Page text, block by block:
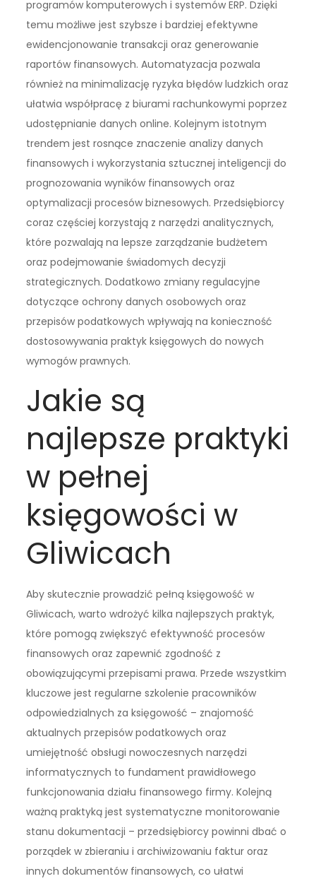
programów komputerowych i systemów ERP. Dzięki
temu możliwe jest szybsze i bardziej efektywne
ewidencjonowanie transakcji oraz generowanie
raportów finansowych. Automatyzacja pozwala
również na minimalizację ryzyka błędów ludzkich oraz
ułatwia współpracę z biurami rachunkowymi poprzez
udostępnianie danych online. Kolejnym istotnym
trendem jest rosnące znaczenie analizy danych
finansowych i wykorzystania sztucznej inteligencji do
prognozowania wyników finansowych oraz
optymalizacji procesów biznesowych. Przedsiębiorcy
coraz częściej korzystają z narzędzi analitycznych,
które pozwalają na lepsze zarządzanie budżetem
oraz podejmowanie świadomych decyzji
strategicznych. Dodatkowo zmiany regulacyjne
dotyczące ochrony danych osobowych oraz
przepisów podatkowych wpływają na konieczność
dostosowywania praktyk księgowych do nowych
wymogów prawnych.
Jakie są
najlepsze praktyki
w pełnej
księgowości w
Gliwicach
Aby skutecznie prowadzić pełną księgowość w
Gliwicach, warto wdrożyć kilka najlepszych praktyk,
które pomogą zwiększyć efektywność procesów
finansowych oraz zapewnić zgodność z
obowiązującymi przepisami prawa. Przede wszystkim
kluczowe jest regularne szkolenie pracowników
odpowiedzialnych za księgowość – znajomość
aktualnych przepisów podatkowych oraz
umiejętność obsługi nowoczesnych narzędzi
informatycznych to fundament prawidłowego
funkcjonowania działu finansowego firmy. Kolejną
ważną praktyką jest systematyczne monitorowanie
stanu dokumentacji – przedsiębiorcy powinni dbać o
porządek w zbieraniu i archiwizowaniu faktur oraz
innych dokumentów finansowych, co ułatwi